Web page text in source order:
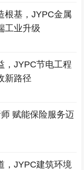
根基，JYPC金属
工业升级
，JYPC节电工程
新路径
赋能保险服务迈
，JYPC建筑环境